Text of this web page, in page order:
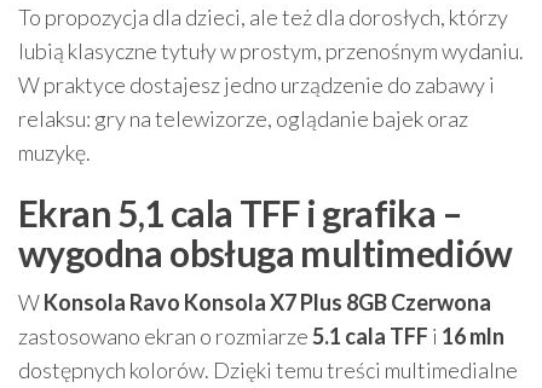
To propozycja dla dzieci, ale też dla dorosłych, którzy
lubią klasyczne tytuły w prostym, przenośnym wydaniu.
W praktyce dostajesz jedno urządzenie do zabawy i
relaksu: gry na telewizorze, oglądanie bajek oraz
muzykę.
Ekran 5,1 cala TFF i grafika –
wygodna obsługa multimediów
WKonsola Ravo Konsola X7 Plus 8GB Czerwona
zastosowano ekran o rozmiarze5.1 cala TFF i 16 mln
dostępnych kolorów. Dzięki temu treści multimedialne